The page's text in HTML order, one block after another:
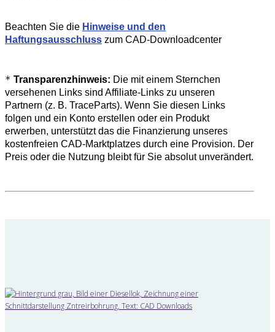
Beachten Sie die Hinweise und den
Haftungsausschluss zum CAD-Downloadcenter
* Transparenzhinweis: Die mit einem Sternchen
versehenen Links sind Affiliate-Links zu unseren
Partnern (z. B. TraceParts). Wenn Sie diesen Links
folgen und ein Konto erstellen oder ein Produkt
erwerben, unterstützt das die Finanzierung unseres
kostenfreien CAD-Marktplatzes durch eine Provision. Der
Preis oder die Nutzung bleibt für Sie absolut unverändert.